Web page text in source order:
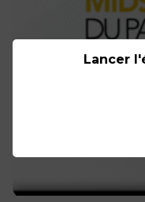
Lancer